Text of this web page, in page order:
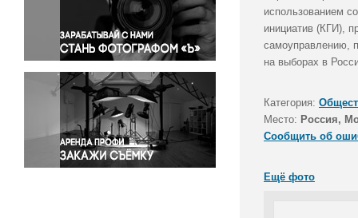
Правосудие
Происшествия и конфликты
Религия
Светская жизнь
Спорт
Экология
Экономика и бизнес
использованием
инициатив (КГИ),
самоуправлению,
на выборах в
Категория:
Место: Россия,
Сообщить об
Ещё фото